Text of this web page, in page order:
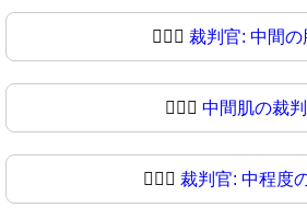
🧑🏽‍⚖ 裁判官: 中間の
🧑🏾‍⚖️ 中間肌の裁
🧑🏾‍⚖ 裁判官: 中程度